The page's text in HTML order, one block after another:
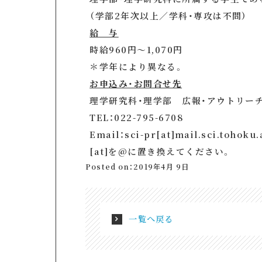
（学部2年次以上／学科・専攻は不問）
給 与
時給960円〜1,070円
＊学年により異なる。
お申込み・お問合せ先
理学研究科・理学部 広報・アウトリー
TEL：022-795-6708
Email：sci-
[at]を@に置き換えてください。
Posted on：2019年4月 9日
一覧へ戻る